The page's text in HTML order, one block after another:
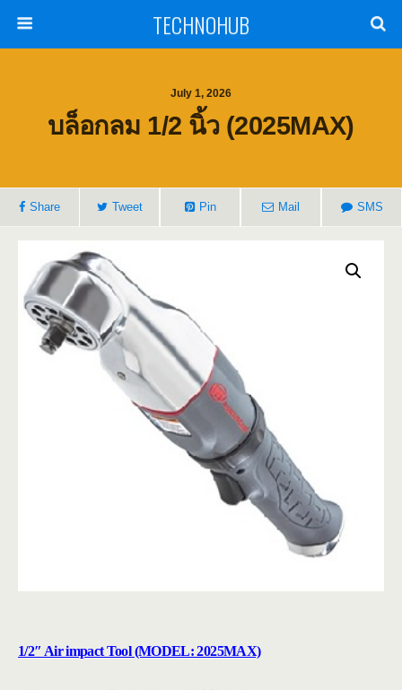
TECHNOHUB
July 1, 2026
บล็อกลม 1/2 นิ้ว (2025MAX)
Share Tweet Pin Mail SMS
1/2″ Air impact Tool (MODEL: 2025MAX)